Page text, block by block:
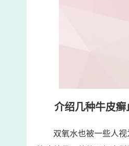
介绍几种牛皮
双氧水也被一些人